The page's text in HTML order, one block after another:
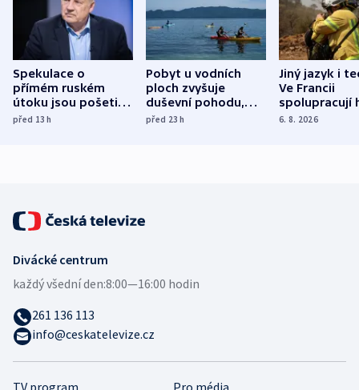
Spekulace o
přímém ruském
útoku jsou pošetilé,
míní estonský
před 13h
Pobyt u vodních
ploch zvyšuje
duševní pohodu,
ukázala
před 23h
Jiný jazyk i
Ve Francii
spolupracují
různých zemí
6. 8. 2026
Divácké centrum
každý všední den:8:00—16:00 hodin
261 136 113
info@ceskatelevize.cz